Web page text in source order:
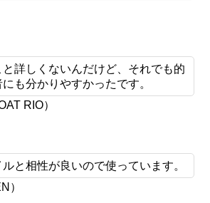
詳しくないんだけど、それでも的
も分かりやすかったです。
RIO）
と相性が良いので使っています。
）